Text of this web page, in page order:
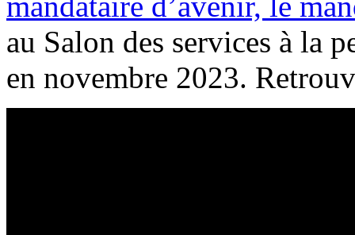
au Salon des services à la
en novembre 2023.